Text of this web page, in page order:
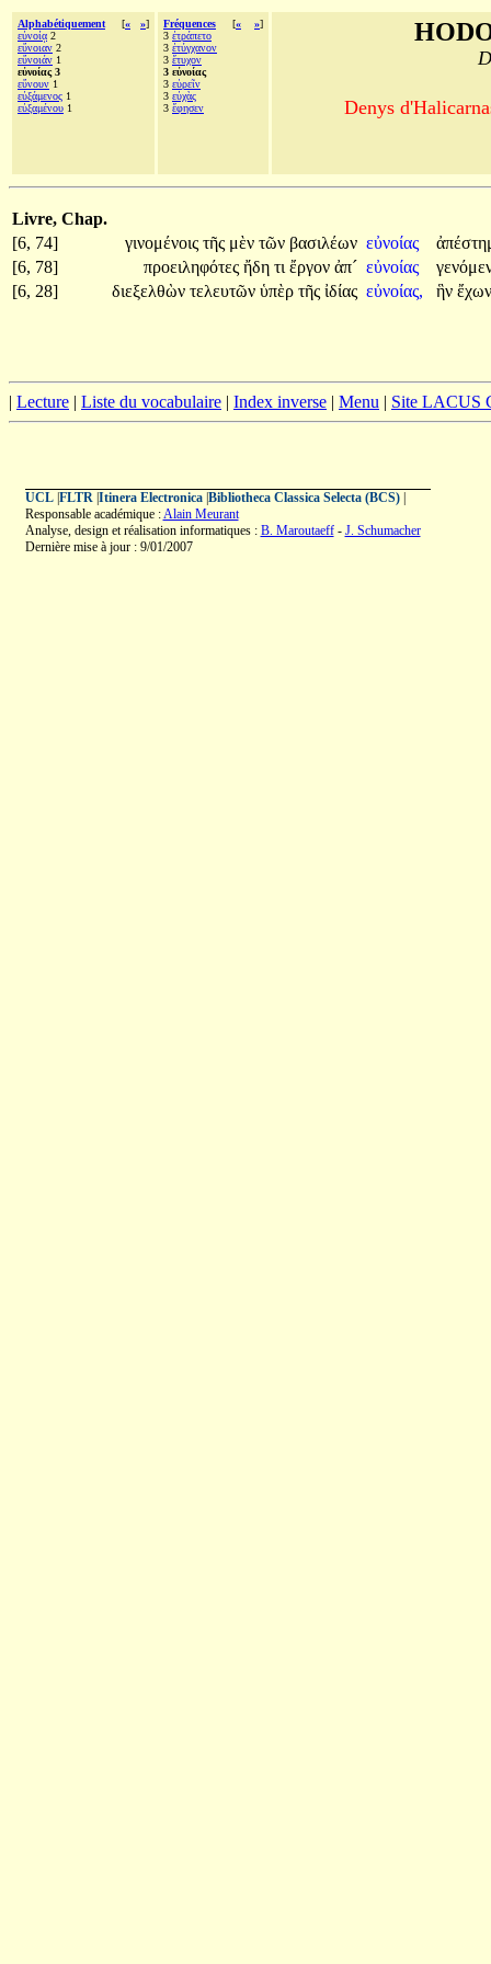
Alphabétiquement [« »]
εὐνοίᾳ 2
εὔνοιαν 2
εὔνοιάν 1
εὐνοίας 3
εὔνουν 1
εὐξάμενος 1
εὐξαμένου 1
Fréquences [« »]
3 ἐτράπετο
3 ἐτύγχανον
3 ἔτυχον
3 εὐνοίας
3 εὑρεῖν
3 εὐχὰς
3 ἔφησεν Denys
Livre, Chap.
[6, 74]
γινομένοις τῆς μὲν τῶν βασιλέων εὐνοίας
[6, 78]
προειληφότες ἤδη τι ἔργον ἀπ´ εὐνοίας
[6, 28]
διεξελθὼν τελευτῶν ὑπὲρ τῆς ἰδίας εὐνοίας, ἣν
| Lecture | Liste du vocabulaire | Index inverse | Menu | Site LACUS
UCL| FLTR| Itinera Electronica| Bibliotheca Classica Selecta (BCS)|
Responsable académique :Alain Meurant
Analyse, design et réalisation informatiques : B. Maroutaeff- J. Schumacher
Dernière mise à jour : 9/01/2007